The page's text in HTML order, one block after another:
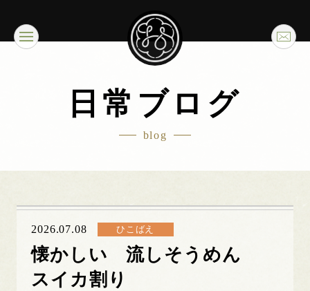
日常ブログ
blog
2026.07.08 ひこばえ
懐かしい 流しそうめん
スイカ割り